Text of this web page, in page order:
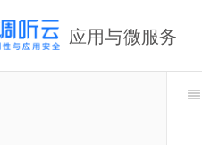
应用与微服务